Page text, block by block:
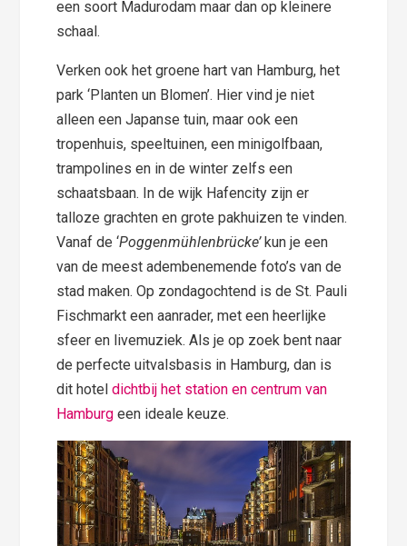
een soort Madurodam maar dan op kleinere
schaal.
Verken ook het groene hart van Hamburg, het
park ‘Planten un Blomen’. Hier vind je niet
alleen een Japanse tuin, maar ook een
tropenhuis, speeltuinen, een minigolfbaan,
trampolines en in de winter zelfs een
schaatsbaan. In de wijk Hafencity zijn er
talloze grachten en grote pakhuizen te vinden.
Vanaf de ‘Poggenmühlenbrücke’kun je een
van de meest adembenemende foto’s van de
stad maken. Op zondagochtend is de St. Pauli
Fischmarkt een aanrader, met een heerlijke
sfeer en livemuziek. Als je op zoek bent naar
de perfecte uitvalsbasis in Hamburg, dan is
dit hoteldichtbij het station en centrum van
Hamburg een ideale keuze.